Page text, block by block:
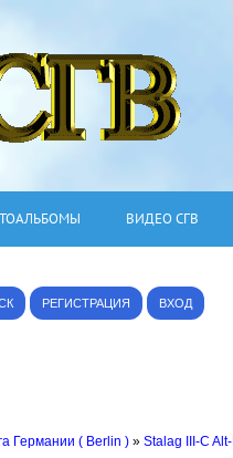
ВИДЕО СГВ
РЕГИСТРАЦИЯ ВХОД
Германии ( Berlin ) » Stalag III-C